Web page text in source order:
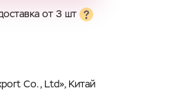
персональных данных
(любой формат, макс. 20
от 3 шт
Co., Ltd», Китай